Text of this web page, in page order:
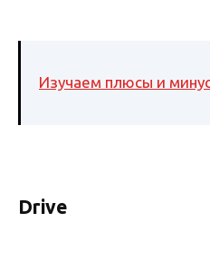
Изучаем плюсы и
Drive